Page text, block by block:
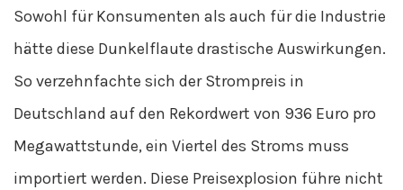
Sowohl für Konsumenten als auch für die Industrie
hätte diese Dunkelflaute drastische Auswirkungen.
So verzehnfachte sich der Strompreis in
Deutschland auf den Rekordwert von 936 Euro pro
Megawattstunde, ein Viertel des Stroms muss
importiert werden. Diese Preisexplosion führe nicht